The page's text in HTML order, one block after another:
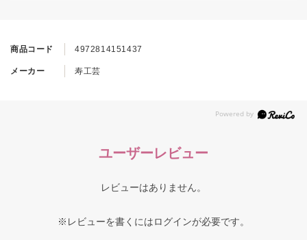
商品コード 4972814151437
メーカー 寿工芸
ユーザーレビュー
レビューはありません。
※レビューを書くにはログインが必要です。